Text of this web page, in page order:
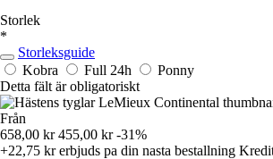
Storlek
*
Storleksguide
Kobra
Full 24h
Ponny
Detta fält är obligatoriskt
Från
658,00 kr 455,00 kr -31%
+22,75 krerbjuds pa din nasta bestallning